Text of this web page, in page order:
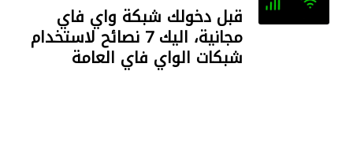
قبل دخولك شبكة واي فاي
مجانية، اليك 7 نصائح لاستخدام
شبكات الواي فاي العامة